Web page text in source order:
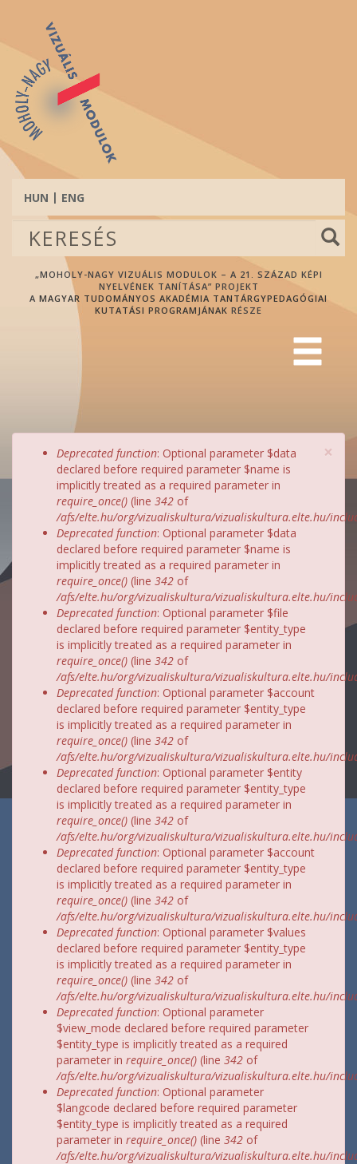
tartalomra
HUN ENG
Keresés
űrlap
Keresés
„MOHOLY-NAGY VIZUÁLIS MODULOK – A 21. SZÁZAD KÉPI
NYELVÉNEK TANÍTÁSA” PROJEKT
A MAGYAR TUDOMÁNYOS AKADÉMIA TANTÁRGYPEDAGÓGIAI
KUTATÁSI PROGRAMJÁNAK RÉSZE
×
Hibaüzenet
Deprecated function: Optional parameter $data
declared before required parameter $name is
implicitly treated as a required parameter in
require_once() (line 342 of
/afs/elte.hu/org/vizualiskultura/vizualiskultura.elte.hu/
Deprecated function: Optional parameter $data
declared before required parameter $name is
implicitly treated as a required parameter in
require_once() (line 342 of
/afs/elte.hu/org/vizualiskultura/vizualiskultura.elte.hu/
Deprecated function: Optional parameter $file
declared before required parameter $entity_type
is implicitly treated as a required parameter in
require_once() (line 342 of
/afs/elte.hu/org/vizualiskultura/vizualiskultura.elte.hu/
Deprecated function: Optional parameter $account
declared before required parameter $entity_type
is implicitly treated as a required parameter in
require_once() (line 342 of
/afs/elte.hu/org/vizualiskultura/vizualiskultura.elte.hu/
Deprecated function: Optional parameter $entity
declared before required parameter $entity_type
is implicitly treated as a required parameter in
require_once() (line 342 of
/afs/elte.hu/org/vizualiskultura/vizualiskultura.elte.hu/
Deprecated function: Optional parameter $account
declared before required parameter $entity_type
is implicitly treated as a required parameter in
require_once() (line 342 of
/afs/elte.hu/org/vizualiskultura/vizualiskultura.elte.hu/
Deprecated function: Optional parameter $values
declared before required parameter $entity_type
is implicitly treated as a required parameter in
require_once() (line 342 of
/afs/elte.hu/org/vizualiskultura/vizualiskultura.elte.hu/
Deprecated function: Optional parameter
$view_mode declared before required parameter
$entity_type is implicitly treated as a required
parameter in require_once() (line 342 of
/afs/elte.hu/org/vizualiskultura/vizualiskultura.elte.hu/
Deprecated function: Optional parameter
$langcode declared before required parameter
$entity_type is implicitly treated as a required
parameter in require_once() (line 342 of
/afs/elte.hu/org/vizualiskultura/vizualiskultura.elte.hu/